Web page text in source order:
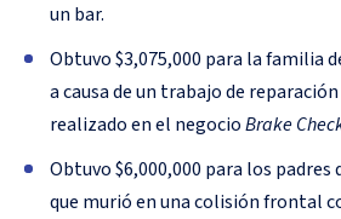
un bar.
Obtuvo $3,075,000 para la familia
a causa de un trabajo de
realizado en el negocioBrake
Obtuvo $6,000,000 para los padres
que murió en una colisión frontal